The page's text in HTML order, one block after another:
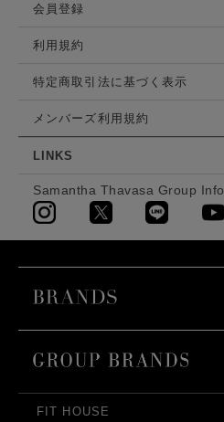
会員登録
利用規約
特定商取引法に基づく表示
メンバーズ利用規約
LINKS
Samantha Thavasa Group Info.
FIT HOUSE